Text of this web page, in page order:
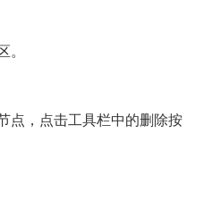
点，点击工具栏中的删除按